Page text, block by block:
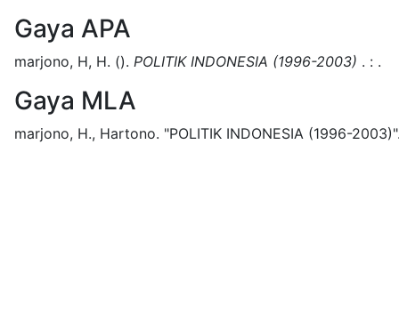
Gaya APA
marjono, H, H. (). POLITIK INDONESIA (1996-2003) . : .
Gaya MLA
marjono, H., Hartono. "POLITIK INDONESIA (1996-